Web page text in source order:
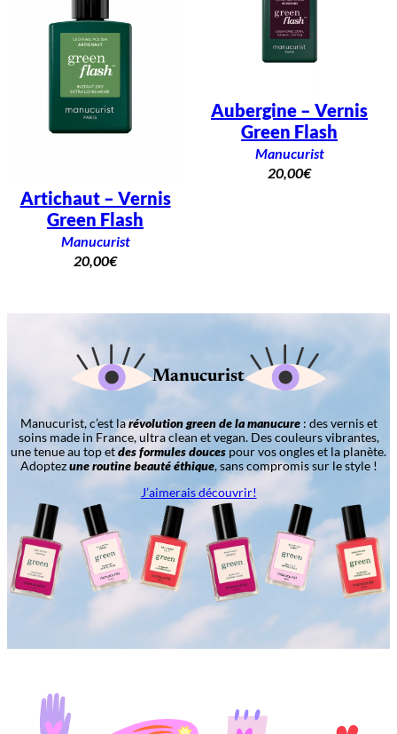
Artichaut – Vernis
Green Flash
Manucurist
20,00€
Aubergine – Vernis
Green Flash
Manucurist
20,00€
Manucurist
Manucurist, c’est larévolution green de la manucure: des vernis et
soins made in France, ultra clean et vegan. Des couleurs vibrantes,
une tenue au top etdes formules douces pour vos ongles et la planète.
Adoptezune routine beauté éthique, sans compromis sur le style !
J’aimerais découvrir!